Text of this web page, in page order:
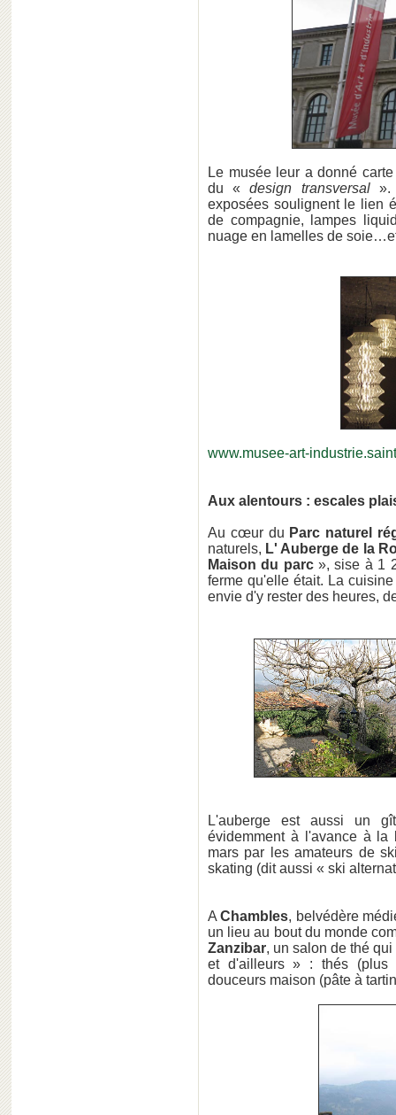
Le musée leur a donné
du «design transversal ».
exposées soulignent le lien
de compagnie, lampes
nuage en lamelles de
www.musee-art-
Aux alentours : escales
Au cœur du Parc naturel
naturels, L' Auberge de la
Maison du parc», sise à 1
ferme qu'elle était. La
envie d'y rester des heures,
L'auberge est aussi un
évidemment à l'avance à
mars par les amateurs de
skating (dit aussi « ski
AChambles, belvédère
un lieu au bout du monde
Zanzibar, un salon de thé
et d'ailleurs » : thés (plus
douceurs maison (pâte à